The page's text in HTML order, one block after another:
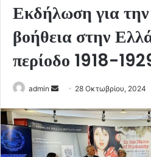
Εκδήλωση για
βοήθεια στην
περίοδο 1918-
admin
Send
email
28 Οκτωβρίου, 2024